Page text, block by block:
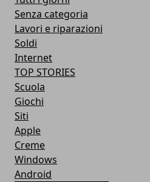
Senza categoria
Lavori e riparazioni
Soldi
Internet
TOP STORIES
Scuola
Giochi
Siti
Apple
Creme
Windows
Android